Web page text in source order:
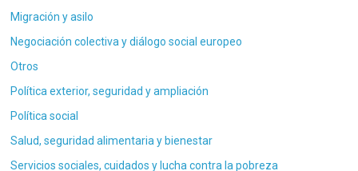
Migración y asilo
Negociación colectiva y diálogo social europeo
Otros
Política exterior, seguridad y ampliación
Política social
Salud, seguridad alimentaria y bienestar
Servicios sociales, cuidados y lucha contra la pobreza